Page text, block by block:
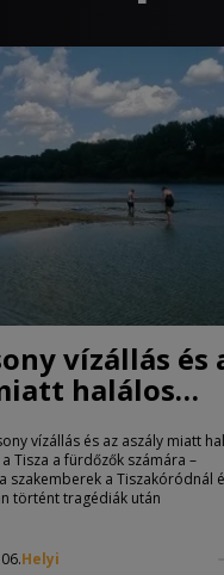
vízállás és
halálos
válhat a Tisza
vízállás és az aszály miatt
Tisza a fürdőzők számára –
szakemberek a Tiszakóródnál
történt tragédiák után
Helyi